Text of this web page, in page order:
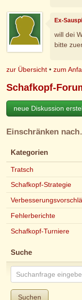
Ex-
will dei
bitte
zur Übersicht •zum
Schafkopf-
neue Diskussion
Einschränken
Kategorien
Tratsch
Schafkopf-Strategie
Fehlerberichte
Schafkopf-Turniere
Suche
Suchen